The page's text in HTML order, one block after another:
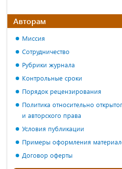
Авторам
Миссия
Сотрудничество
Рубрики журнала
Контрольные сроки
Порядок рецензирования
Политика относительно
и авторского права
Условия публикации
Примеры оформления
Договор оферты